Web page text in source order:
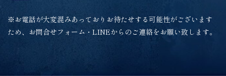
※お電話が大変混みあっておりお待たせする可能性がございます
ため、お問合せフォーム・LINEからのご連絡をお願い致します。